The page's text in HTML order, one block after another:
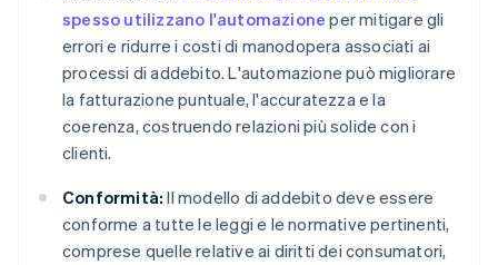
spesso utilizzano l'automazione per mitigare gli
errori e ridurre i costi di manodopera associati ai
processi di addebito. L'automazione può migliorare
la fatturazione puntuale, l'accuratezza e la
coerenza, costruendo relazioni più solide con i
clienti.
Conformità: Il modello di addebito deve essere
conforme a tutte le leggi e le normative pertinenti,
comprese quelle relative ai diritti dei consumatori,